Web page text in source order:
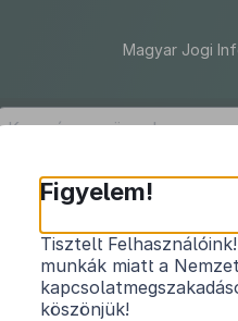
Magyar Jogi
a honvédelemről
Figyelem!
Tisztelt
munkák miatt a
köszönjük!